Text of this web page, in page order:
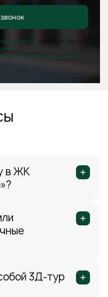
информационных
в ЖК
3Д-тур